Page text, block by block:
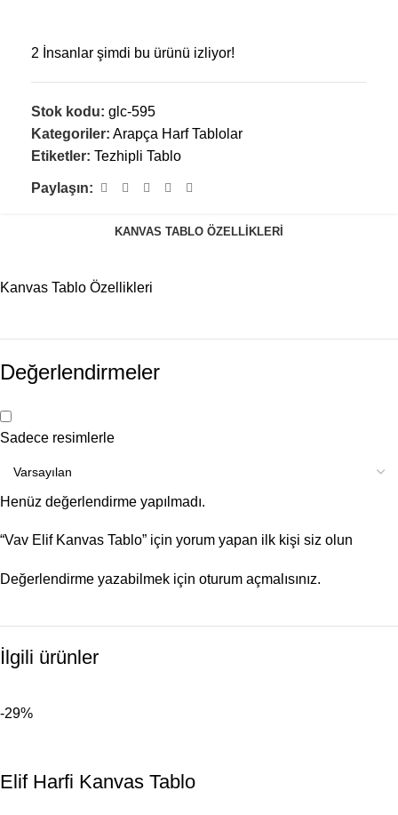
2 İnsanlar şimdi bu ürünü izliyor!
Stok kodu: glc-595
Kategoriler: Arapça Harf Tablolar
Etiketler: Tezhipli Tablo
Paylaşın:
KANVAS TABLO ÖZELLIKLERI
Kanvas Tablo Özellikleri
Değerlendirmeler
Sadece resimlerle
Henüz değerlendirme yapılmadı.
“Vav Elif Kanvas Tablo” için yorum yapan ilk kişi siz olun
Değerlendirme yazabilmek için oturum açmalısınız.
İlgili ürünler
-29%
Elif Harfi Kanvas Tablo